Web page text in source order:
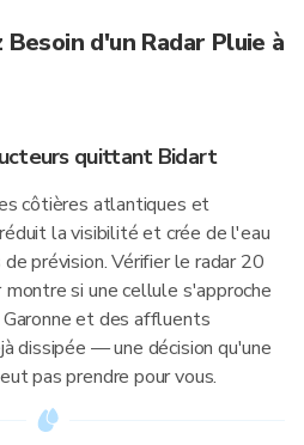
d'un Radar Pluie à
quittant Bidart
côtières atlantiques et
la visibilité et crée de l'eau
prévision. Vérifier le radar 20
si une cellule s'approche
et des affluents
dissipée — une décision qu'une
pas prendre pour vous.